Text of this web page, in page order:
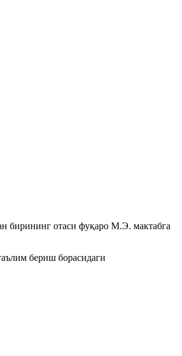
бирининг отаси фуқаро М.Э. мактабга
бериш борасидаги